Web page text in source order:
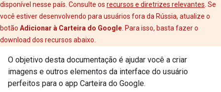
disponível nesse país. Consulte os recursos e diretrizes relevantes . Se
você estiver desenvolvendo para usuários fora da Rússia, atualize o
botão Adicionar à Carteira do Google . Para isso, basta fazer o
download dos recursos abaixo.
O objetivo desta documentação é ajudar você a criar
imagens e outros elementos da interface do usuário
perfeitos para o app Carteira do Google.